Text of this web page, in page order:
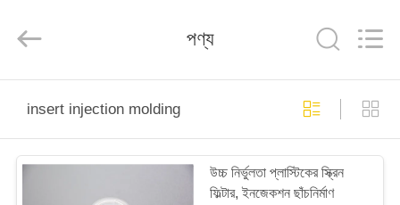
পণ্য
Limited.
পণ্য
insert injection molding
উচ্চ নির্ভুলতা প্লাস্টিকের স্ক্রিন
ফিল্টার, ইনজেকশন ছাঁচনির্মাণ